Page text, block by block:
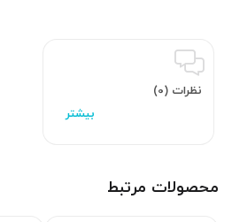
نظرات (0)
محصولات مرتبط